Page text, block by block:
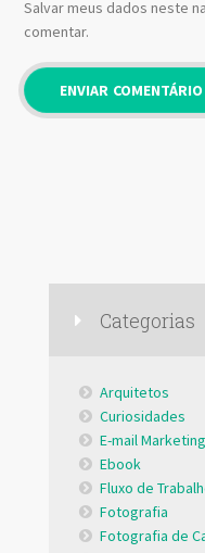
Salvar meus dados neste
comentar.
Categorias
Arquitetos
Curiosidades
E-mail Marketing
Ebook
Fluxo de
Fotografia
Fotografia de